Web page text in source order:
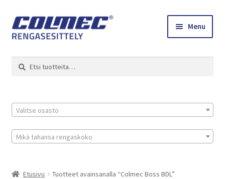
Skip
to
Skip
to
Menu
Colmec
0 tuotetta tarjouspyynnössä
Etsi:
Haku
Valitse osasto
Mikä tahansa rengaskoko
Etusivu Tuotteet avainsanalla “Colmec Boss BDL”